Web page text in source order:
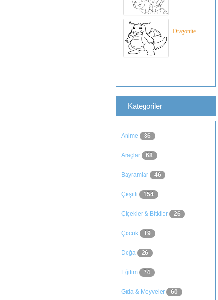
Dragonite
Kategoriler
Anime 86
Araçlar 68
Bayramlar 46
Çeşitli 154
Çiçekler & Bitkiler 26
Çocuk 19
Doğa 26
Eğitim 74
Gıda & Meyveler 60